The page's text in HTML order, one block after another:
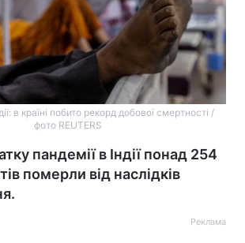
в країні побито рекорд добової смертності /
фото REUTERS
пандемії в Індії понад 254
померли від наслідків
Реклама